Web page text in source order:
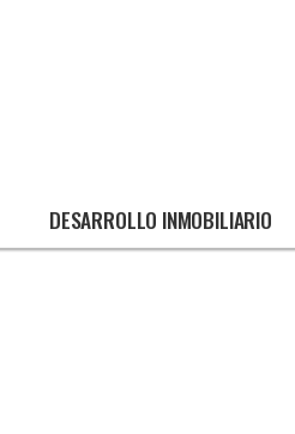
DESARROLLO INMOBILIARIO